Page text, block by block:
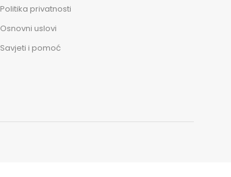
Politika privatnosti
Osnovni uslovi
Savjeti i pomoć